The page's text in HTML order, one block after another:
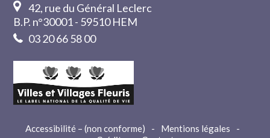
42, rue du Général Leclerc
B.P. n°30001 - 59510 HEM
03 20 66 58 00
Accessibilité – (non conforme) - Mentions légales
-